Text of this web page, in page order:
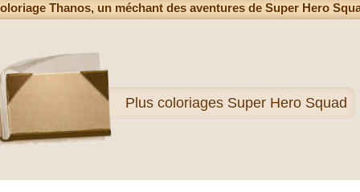
Thanos, un méchant des aventures de Super Hero
Plus coloriages Super Hero Squad